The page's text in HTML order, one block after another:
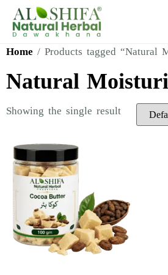
Home / Products tagged “Natural
Natural
Showing the single result